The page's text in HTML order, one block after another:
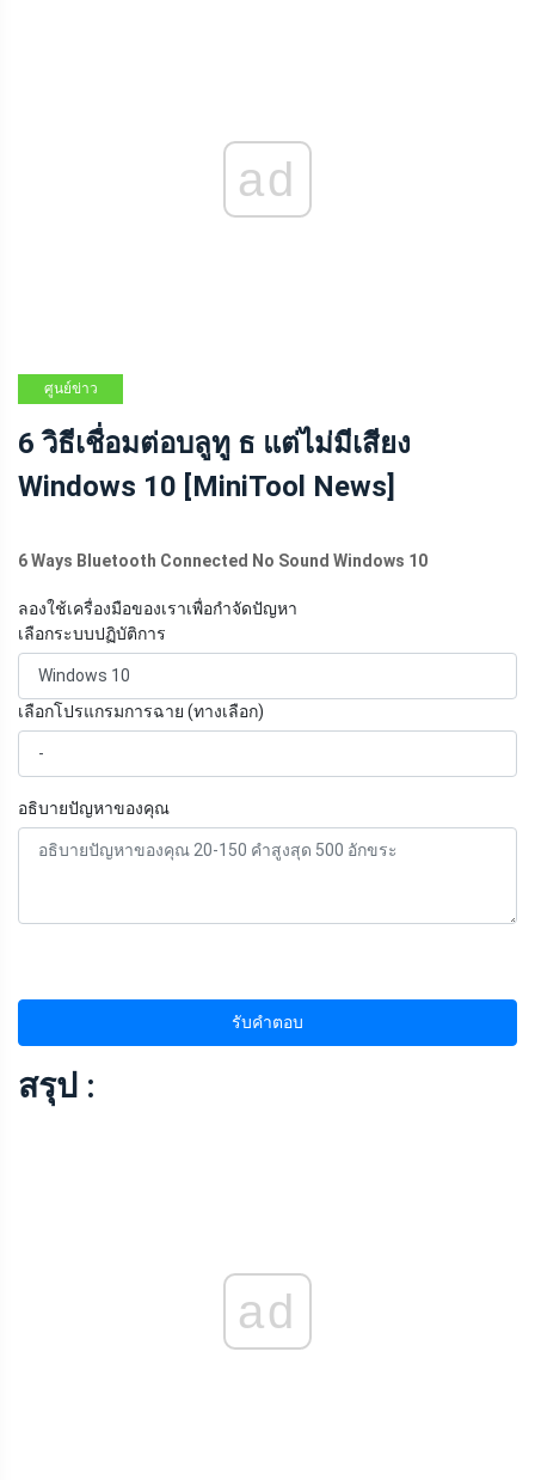
ad
ศูนย์ข่าว
6 วิธีเชื่อมต่อบลูทู ธ แต่ไม่มีเสียง
Windows 10 [MiniTool News]
6 Ways Bluetooth Connected No Sound Windows 10
ลองใช้เครื่องมือของเราเพื่อกำจัดปัญหา
เลือกระบบปฏิบัติการ
เลือกโปรแกรมการฉาย (ทางเลือก)
อธิบายปัญหาของคุณ
รับคำตอบ
สรุป :
ad